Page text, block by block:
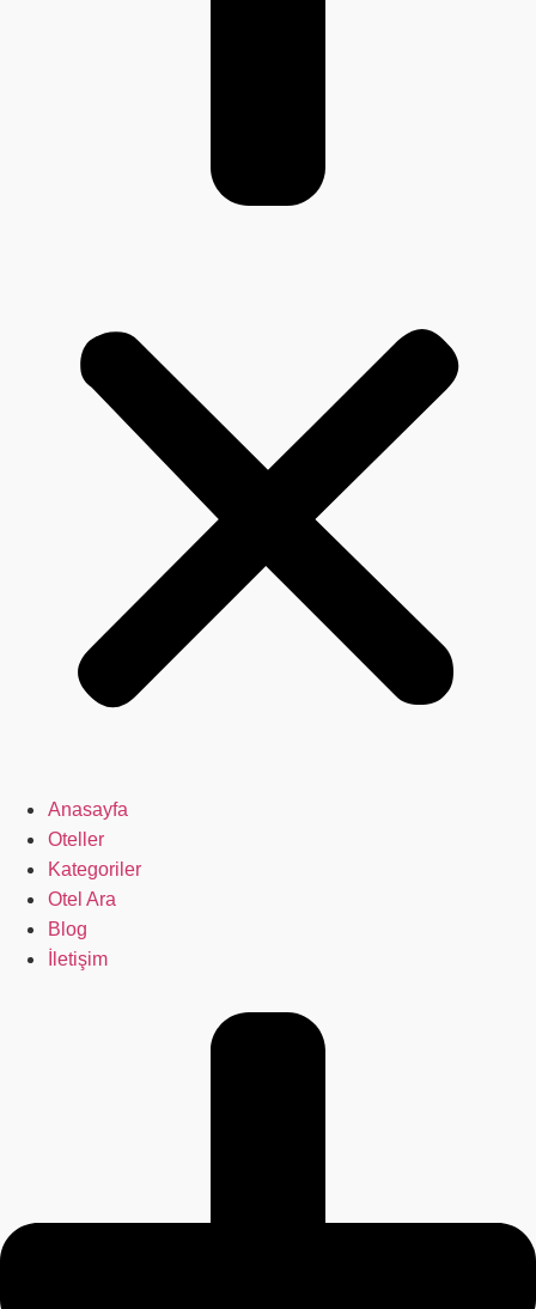
Anasayfa
Oteller
Kategoriler
Otel Ara
Blog
İletişim